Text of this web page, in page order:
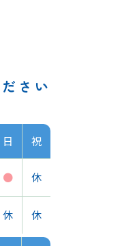
さい
日 祝
● 休
休 休